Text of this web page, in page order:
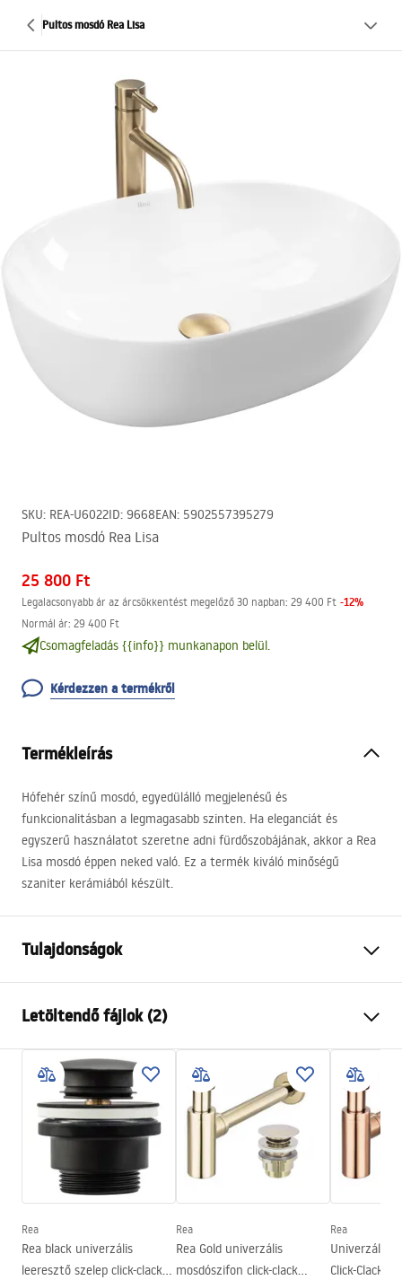
Pultos mosdó Rea Lisa
SKU: REA-U6022ID: 9668EAN: 5902557395279
Pultos mosdó Rea Lisa
25 800 Ft
Legalacsonyabb ár az árcsökkentést megelőző 30 napban: 29 400 Ft -12%
Normál ár: 29 400 Ft
Csomagfeladás {{info}} munkanapon belül.
Kérdezzen a termékről
Termékleírás
Hófehér színű mosdó, egyedülálló megjelenésű és
funkcionalitásban a legmagasabb szinten. Ha eleganciát és
egyszerű használatot szeretne adni fürdőszobájának, akkor a Rea
Lisa mosdó éppen neked való. Ez a termék kiváló minőségű
szaniter kerámiából készült.
Tulajdonságok
Anyag
Szín
Fehér
Kivitel
Fényes
Hosszúság
490mm
Szélesség
350
Magasság
Mélység
Forma
Csaptelep szerelési lyuk
Nem
Letöltendő fájlok (2)
Telepítési utasítások
Basin.pdf
Warranty_Terms_and_Conditions_Basins_-_5.pdf
Rea
Rea black univerzális
leeresztő szelep click-clack
Rea
Rea Gold univerzális
mosdószifon click-clack
Rea
Univerzális
Click-Clack